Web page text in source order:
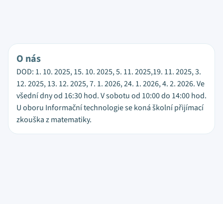
O nás
DOD: 1. 10. 2025, 15. 10. 2025, 5. 11. 2025,19. 11. 2025, 3.
12. 2025, 13. 12. 2025, 7. 1. 2026, 24. 1. 2026, 4. 2. 2026. Ve
všední dny od 16:30 hod. V sobotu od 10:00 do 14:00 hod.
U oboru Informační technologie se koná školní přijímací
zkouška z matematiky.